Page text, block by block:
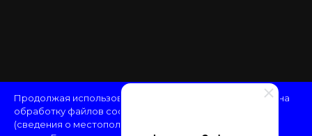
Продолжая использовать наш сайт, вы даёте согласие
на
обработку файлов cookie и пользовательских данных
(сведения о местоположении; тип и версия ОС; тип и